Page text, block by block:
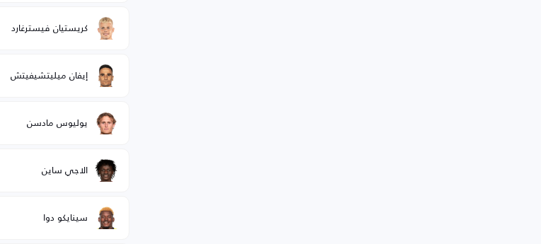
كريستيان فيسترغارد
إيفان ميليتشيفيتش
يوليوس مادسن
الاجي ساين
سينايكو دوا